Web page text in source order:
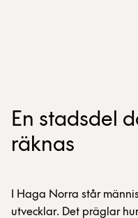
En stadsdel
räknas
I Haga Norra står
utvecklar. Det präglar